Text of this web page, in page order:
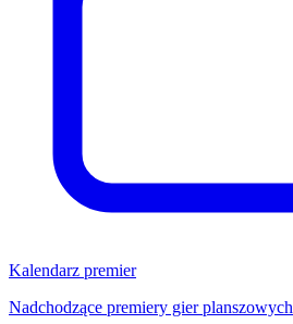
Kalendarz premier
Nadchodzące premiery gier planszowych